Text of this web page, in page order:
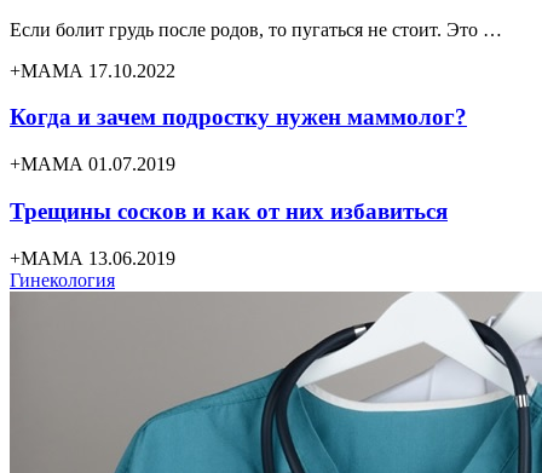
Если болит грудь после родов, то пугаться не стоит. Это …
+МАМА 17.10.2022
Когда и зачем подростку нужен маммолог?
+МАМА 01.07.2019
Трещины сосков и как от них избавиться
+МАМА 13.06.2019
Гинекология